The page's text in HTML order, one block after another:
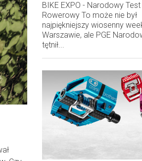
BIKE EXPO - Narodowy Test
Rowerowy To może nie był
najpiękniejszy wiosenny
Warszawie, ale PGE
tętnił...